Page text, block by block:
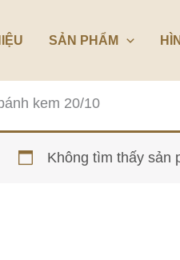
SẢN PHẨM
kem 20/10
Không tìm thấy sản